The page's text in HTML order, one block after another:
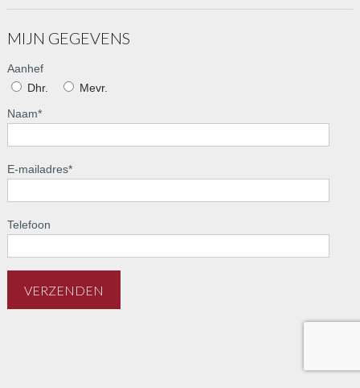
MIJN GEGEVENS
Aanhef
Dhr.
Mevr.
Naam*
E-mailadres*
Telefoon